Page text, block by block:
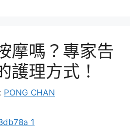
摩嗎？專家告
護理方式！
PONG CHAN